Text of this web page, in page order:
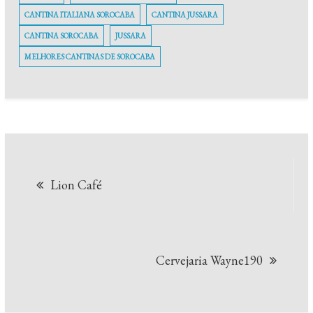
CANTINA ITALIANA SOROCABA CANTINA JUSSARA
CANTINA SOROCABA JUSSARA
MELHORES CANTINAS DE SOROCABA
Lion Café
Cervejaria Wayne190